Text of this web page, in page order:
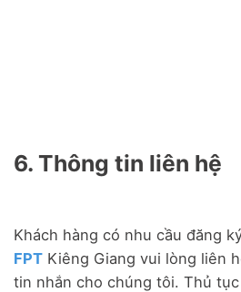
6. Thông tin liên hệ
Khách hàng có nhu cầu đăng
FPT Kiêng Giang vui lòng liên
tin nhắn cho chúng tôi. Thủ